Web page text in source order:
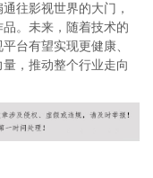
往影视世界的大门，
。未来，随着技术的
台有望实现更健康、
，推动整个行业走向